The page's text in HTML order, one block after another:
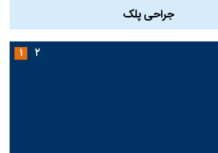
جراحی پلک
۱ ۲